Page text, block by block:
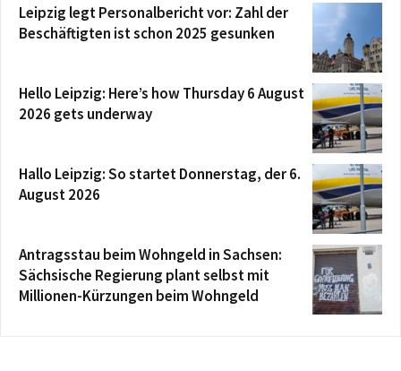
Leipzig legt Personalbericht vor: Zahl der
Beschäftigten ist schon 2025 gesunken
Hello Leipzig: Here’s how Thursday 6 August
2026 gets underway
Hallo Leipzig: So startet Donnerstag, der 6.
August 2026
Antragsstau beim Wohngeld in Sachsen:
Sächsische Regierung plant selbst mit
Millionen-Kürzungen beim Wohngeld